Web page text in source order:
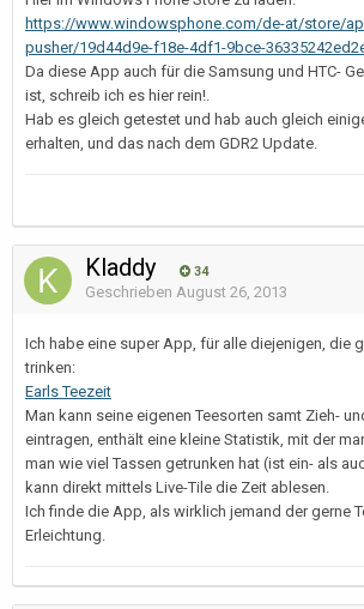
https://www.windowsphone.com/de-at/store/
pusher/19d44d9e-f18e-4df1-9bce-
Da diese App auch für die Samsung und HTC-
ist, schreib ich es hier rein!.
Hab es gleich getestet und hab auch gleich
erhalten, und das nach dem GDR2 Update.
Kladdy 34
Geschrieben August 26, 2013
Ich habe eine super App, für alle diejenigen, die
trinken:
Earls Teezeit
Man kann seine eigenen Teesorten samt Zieh-
eintragen, enthält eine kleine Statistik, mit der
man wie viel Tassen getrunken hat (ist ein- als
kann direkt mittels Live-Tile die Zeit ablesen.
Ich finde die App, als wirklich jemand der gerne
Erleichtung.